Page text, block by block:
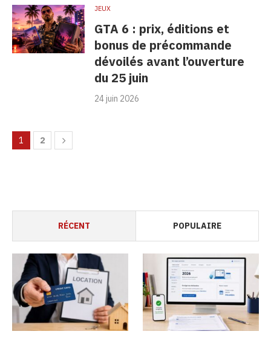
JEUX
GTA 6 : prix, éditions et
bonus de précommande
dévoilés avant l’ouverture
du 25 juin
24 juin 2026
1 2
RÉCENT POPULAIRE